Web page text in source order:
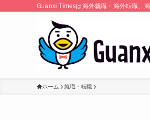
Guanxi Timesは海外就職・海外転職、
ホーム 就職・転職